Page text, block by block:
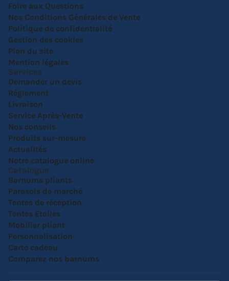
Foire aux Questions
Nos Conditions Générales de Vente
Politique de confidentialité
Gestion des cookies
Plan du site
Mention légales
Services
Demander un devis
Réglement
Livraison
Service Après-Vente
Nos conseils
Produits sur-mesure
Actualités
Notre catalogue online
Catalogue
Barnums pliants
Parasols de marché
Tentes de réception
Tentes Etoiles
Mobilier pliant
Personnalisation
Carte cadeau
Comparez nos barnums